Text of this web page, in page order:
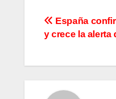
de
entradas
España
y crece la alerta